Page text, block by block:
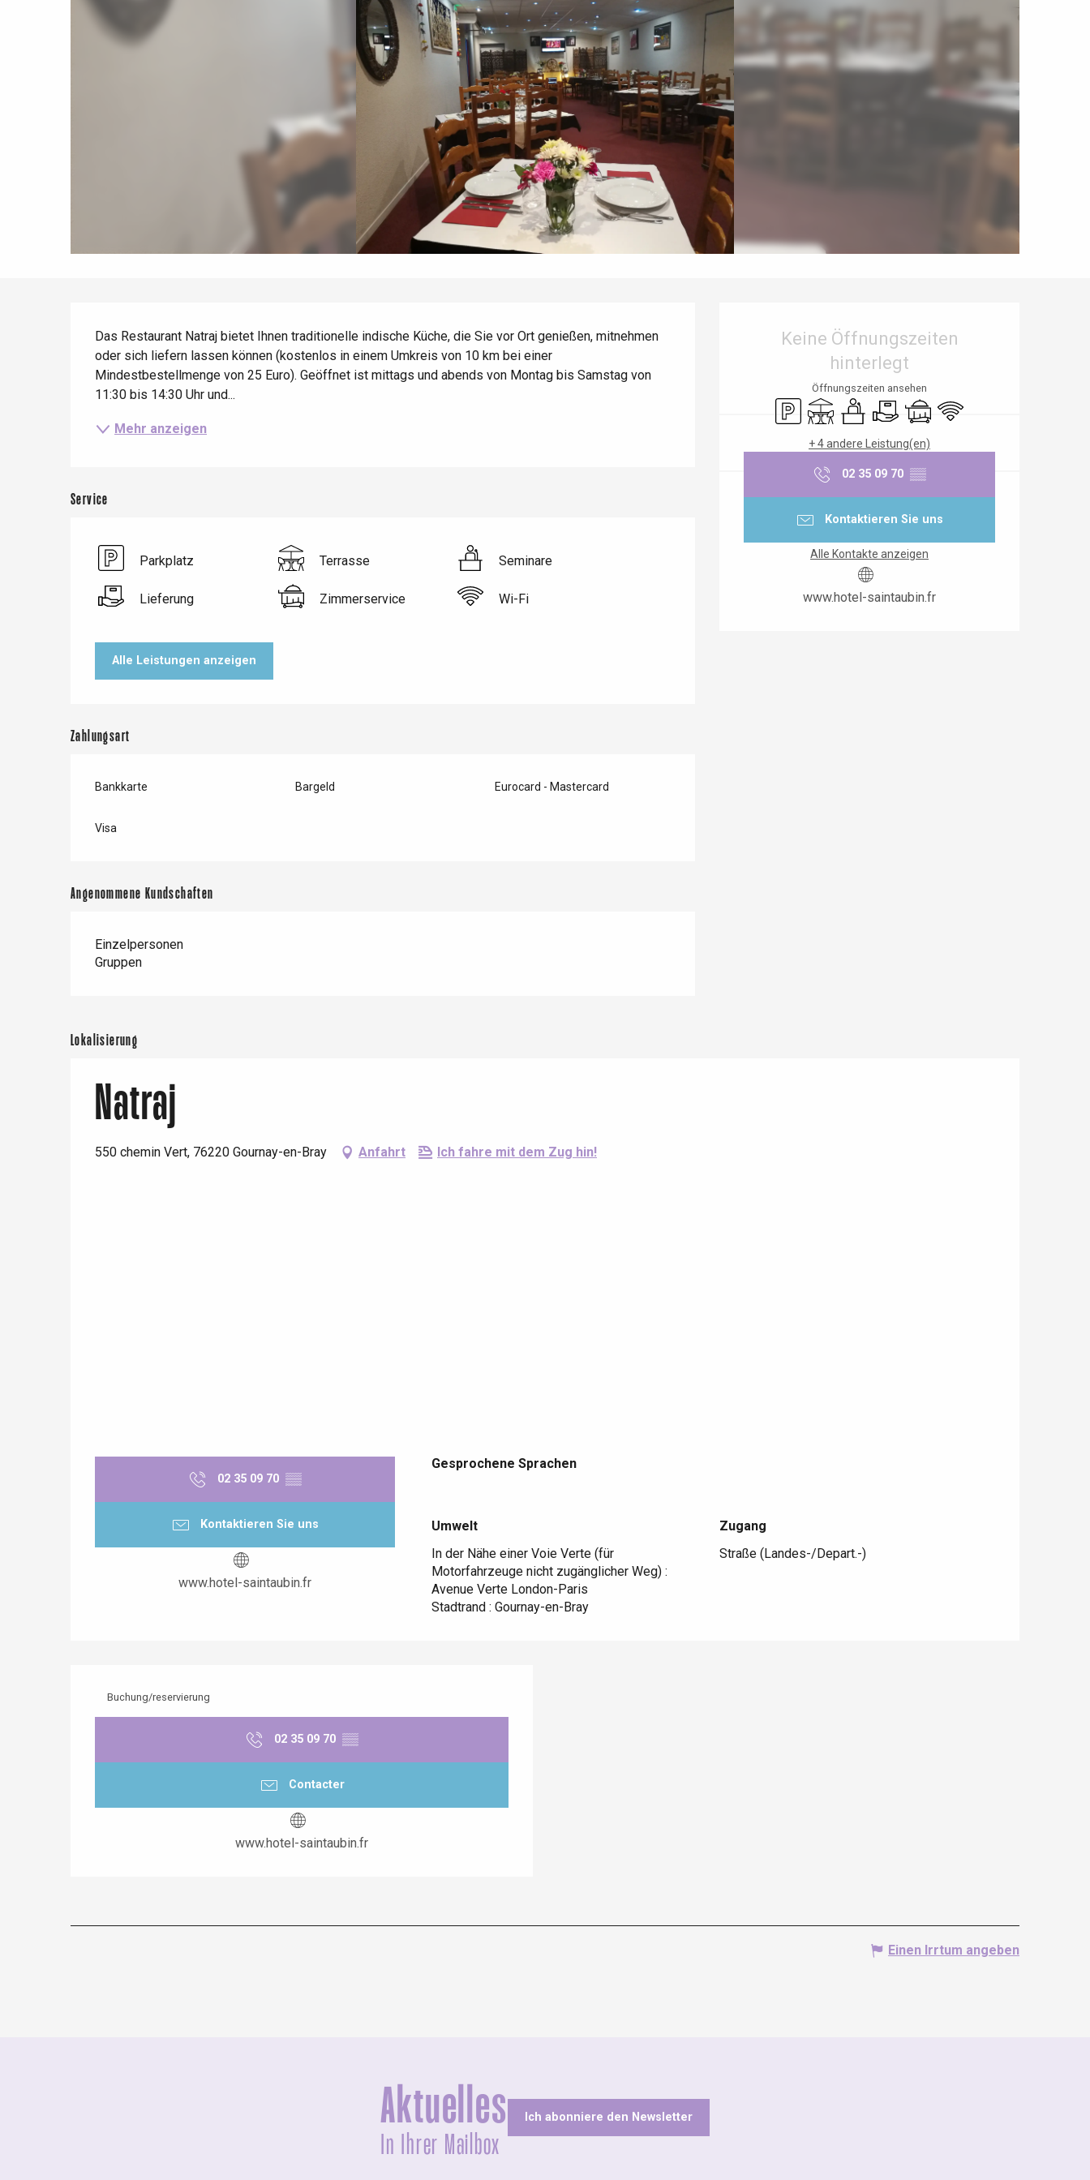
Val-de-Scie
Offranville
Le Tréport
Frühling
Bester Brunch
Aufenthalte mit dem
Zug
Öffnungszeiten & Kontaktdaten
Keine Öffnungszeiten
hinterlegt
Öffnungszeiten ansehen
ParkplatzTerrasseSeminareLieferungZimmerservice
Wi-Fi
+ 4 andere Leistung(en)
02 35 09 70 ▒▒
Kontaktieren Sie uns
Alle Kontakte anzeigen
www.hotel-saintaubin.fr
Das Restaurant Natraj bietet Ihnen traditionelle indische Küche, die Sie vor Ort genießen, mitnehmen
oder sich liefern lassen können (kostenlos in einem Umkreis von 10 km bei einer
Mindestbestellmenge von 25 Euro). Geöffnet ist mittags und abends von Montag bis Samstag von
11:30 bis 14:30 Uhr und...
Mehr anzeigen
Service
Parkplatz Terrasse Seminare
Lieferung Zimmerservice Wi-Fi
Alle Leistungen anzeigen
Zahlungsart
Bankkarte Bargeld Eurocard - Mastercard
Visa
Angenommene Kundschaften
Einzelpersonen
Gruppen
Lokalisierung
Natraj
550 chemin Vert, 76220 Gournay-en-Bray Anfahrt Ich fahre mit dem Zug hin!
02 35 09 70 ▒▒
Kontaktieren Sie uns
www.hotel-saintaubin.fr
Gesprochene Sprachen
Gesprochene Sprachen
Umwelt
Umwelt
In der Nähe einer Voie Verte (für
Motorfahrzeuge nicht zugänglicher Weg) :
Avenue Verte London-Paris
Stadtrand : Gournay-en-Bray
Zugang
Zugang
Straße (Landes-/Depart.-)
Buchung/reservierung
02 35 09 70 ▒▒
Contacter
www.hotel-saintaubin.fr
Einen Irrtum angeben
Aktuelles
In Ihrer Mailbox
Ich abonniere den Newsletter